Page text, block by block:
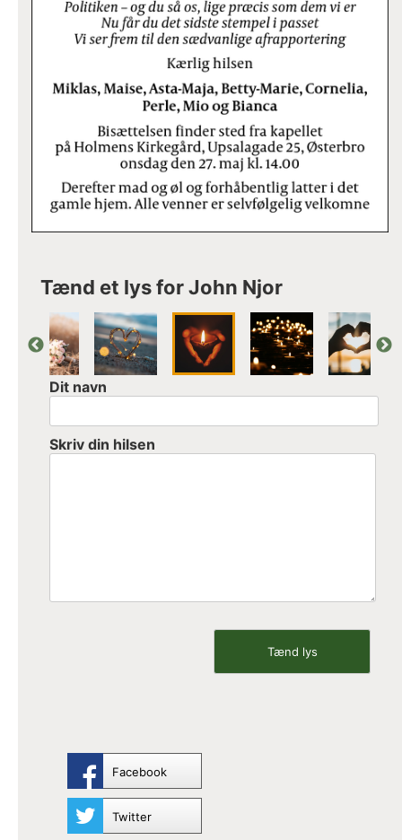
Facebook
Twitter
Tænd et lys for John Njor
Dit navn
Skriv din hilsen